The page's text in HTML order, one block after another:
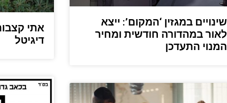
שינויים במגזין ‘המקום’: ייצא
לאור במהדורה חודשית ומחיר
המנוי התעדכן
אתי
דיגיטל